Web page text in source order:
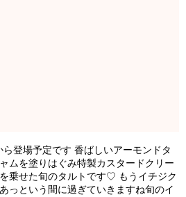
登場予定です 香ばしいアーモンドタ
ムを塗りはぐみ特製カスタードクリー
乗せた旬のタルトです♡ もうイチジク
っという間に過ぎていきますね旬のイ